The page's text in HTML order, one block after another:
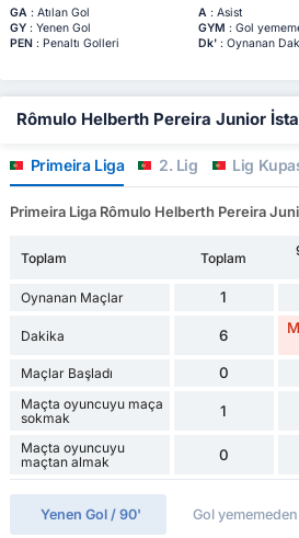
GA: Atılan Gol A: Asist
GY: Yenen Gol GYM : Gol
PEN: Penaltı Golleri Dk': Oynanan
Rômulo Helberth Pereira Junior
Primeira Liga 2. Lig Lig
Primeira Liga Rômulo Helberth Pereira
Toplam Toplam
Oynanan Maçlar 1
Dakika 6
Maçlar Başladı 0
Maçta oyuncuyu maça
sokmak
1
Maçta oyuncuyu
maçtan almak
0
Yenen Gol / 90' Gol yememeden